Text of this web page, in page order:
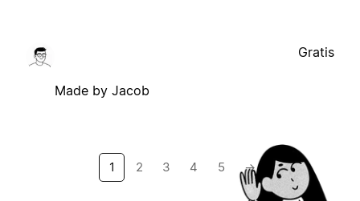
Made by Jacob
Gratis
1 2 3 4 5 →